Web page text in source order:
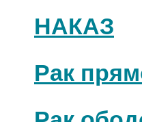
НАКАЗ
Рак